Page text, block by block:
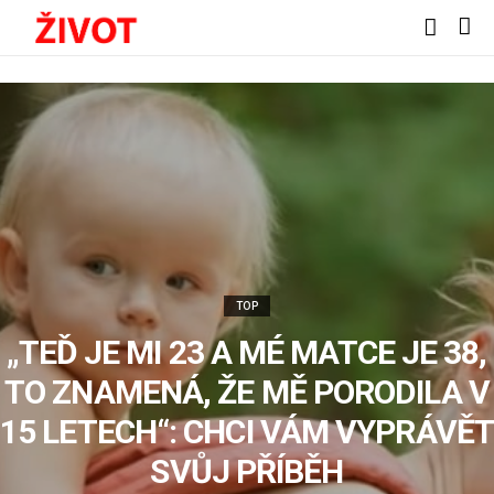
TOP
„TEĎ JE MI 23 A MÉ MATCE JE 38,
TO ZNAMENÁ, ŽE MĚ PORODILA V
15 LETECH“: CHCI VÁM VYPRÁVĚT
SVŮJ PŘÍBĚH